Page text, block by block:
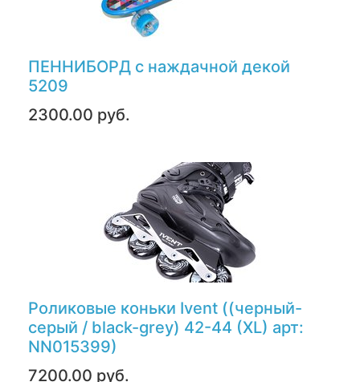
ПЕННИБОРД с наждачной декой
5209
2300.00 руб.
Роликовые коньки Ivent ((черный-
серый / black-grey) 42-44 (XL) арт:
NN015399)
7200.00 руб.